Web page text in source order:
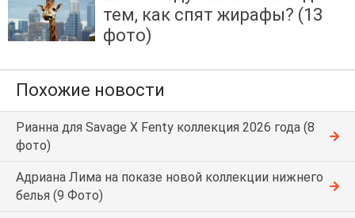
тем, как спят жирафы? (13
фото)
Похожие новости
Рианна для Savage X Fenty коллекция 2026 года (8
фото)
Адриана Лима на показе новой коллекции нижнего
белья (9 Фото)